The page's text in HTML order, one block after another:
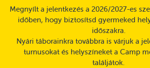
Skip to main content
Megnyílt a jelentkezés a 2026/2027-es
időben, hogy biztosítsd gyermeked
időszakra.
Nyári táborainkra továbbra is várjuk a
turnusokat és helyszíneket a Camp
találjátok.